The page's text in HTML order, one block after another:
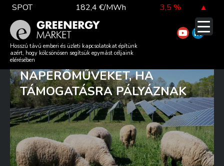
Skip
content
SPOT 182,4 €/MWh 3,5 % ▲
TTF DA 52,4 €/MWh -5,3 % ▼
EUA 81,1 €/t -0,3 % ▼
DAX index 26 126,30 -0,3 % ▼
Hosszú távú emberi és üzleti kapcsolatokat építünk
azért, hogy kölcsönösen segítsük egymást céljaink
elérésében
AKKUMULÁTORRAL KELL
TÁRSÍTANI AZ ÚJ
NAPERŐMŰVEKET, HA
TÁMOGATÁSRA PÁLYÁZNAK